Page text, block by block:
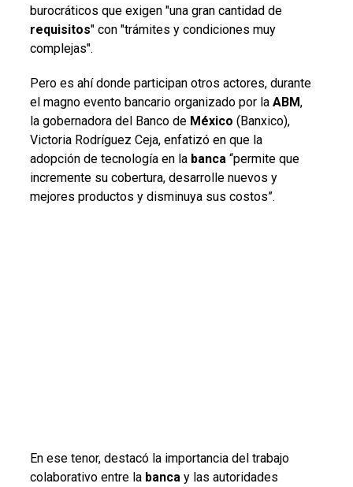
burocráticos que exigen "una gran cantidad de
requisitos" con "trámites y condiciones muy
complejas".
Pero es ahí donde participan otros actores, durante
el magno evento bancario organizado por la ABM,
la gobernadora del Banco de México (Banxico),
Victoria Rodríguez Ceja, enfatizó en que la
adopción de tecnología en la banca “permite que
incremente su cobertura, desarrolle nuevos y
mejores productos y disminuya sus costos”.
En ese tenor, destacó la importancia del trabajo
colaborativo entre la bancay las autoridades